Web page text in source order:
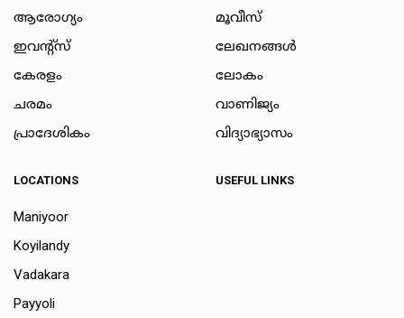
ആരോഗ്യം
ഇവന്റ്സ്
കേരളം
ചരമം
പ്രാദേശികം
മൂവീസ്
ലേഖനങ്ങള്‍
ലോകം
വാണിജ്യം
വിദ്യാഭ്യാസം
LOCATIONS
Maniyoor
Koyilandy
Vadakara
Payyoli
USEFUL LINKS